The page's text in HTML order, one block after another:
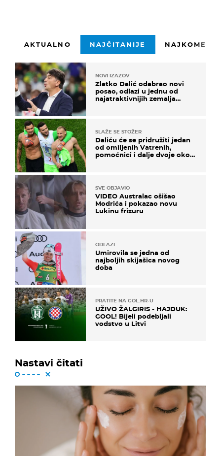
AKTUALNO NAJČITANIJE
NOVI IZAZOV
Zlatko Dalić odabrao novi
posao, odlazi u jednu od
najatraktivnijih zemalja
SLAŽE SE STOŽER
Daliću će se pridružiti jedan
od omiljenih Vatrenih,
pomoćnici i dalje dvoje oko
SVE OBJAVIO
VIDEO Australac ošišao
Modrića i pokazao novu
Lukinu frizuru
ODLAZI
Umirovila se jedna od
najboljih skijašica novog
doba
PRATITE NA GOL.HR-U
UŽIVO ŽALGIRIS - HAJDUK:
GOOL! Bijeli podebljali
vodstvo u Litvi
Nastavi čitati